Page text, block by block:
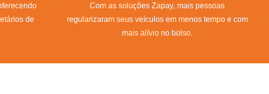
de
Com as soluções Zapay, mais pessoas
regularizaram seus veículos em menos tempo e com
mais alívio no bolso.